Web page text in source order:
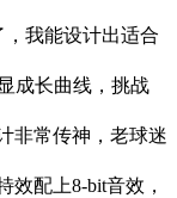
，我能设计出适合
成长曲线，挑战
非常传神，老球迷
效配上8-bit音效，